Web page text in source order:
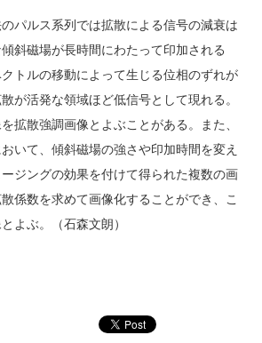
パルス系列では拡散による信号の減衰は
斜磁場が長時間にわたって印加される
トルの移動によって生じる位相のずれが
が活発な領域ほど低信号として現れる。
拡散強調画像とよぶことがある。また、
いて、傾斜磁場の強さや印加時間を変え
ジングの効果を付けて得られた複数の画
係数を求めて画像化することができ、こ
よぶ。（石森文朗）